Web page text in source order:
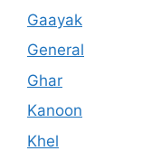
Gaayak
General
Ghar
Kanoon
Khel